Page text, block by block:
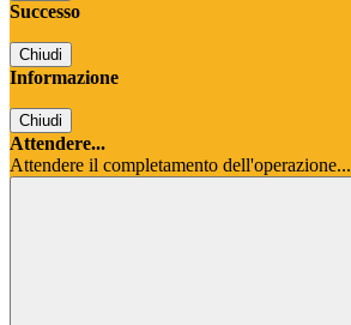
Successo
Chiudi
Informazione
Chiudi
Attendere...
Attendere il completamento dell'operazione...